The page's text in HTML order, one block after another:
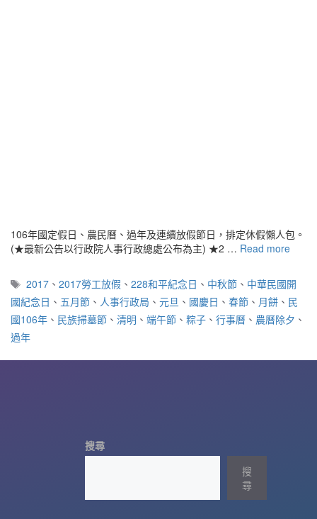
106年國定假日、農民曆、過年及連續放假節日，排定休假懶人包。
(★最新公告以行政院人事行政總處公布為主) ★2 … Read more
標
籤
2017 、2017勞工放假 、228和平紀念日 、 中秋節 、 中華民國開
國紀念日 、 五月節 、 人事行政局 、 元旦 、 國慶日 、 春節 、 月餅 、 民
國106年 、 民族掃墓節 、 清明 、 端午節 、 粽子 、 行事曆 、 農曆除夕 、
過年
搜尋
搜
尋